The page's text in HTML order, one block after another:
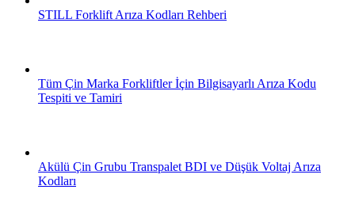
STILL Forklift Arıza Kodları Rehberi
Tüm Çin Marka Forkliftler İçin Bilgisayarlı Arıza Kodu
Tespiti ve Tamiri
Akülü Çin Grubu Transpalet BDI ve Düşük Voltaj Arıza
Kodları